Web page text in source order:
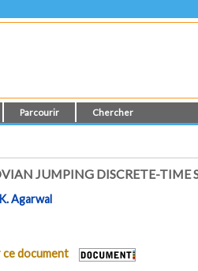
Parcourir Chercher
JUMPING DISCRETE-TIME
Agarwal
document